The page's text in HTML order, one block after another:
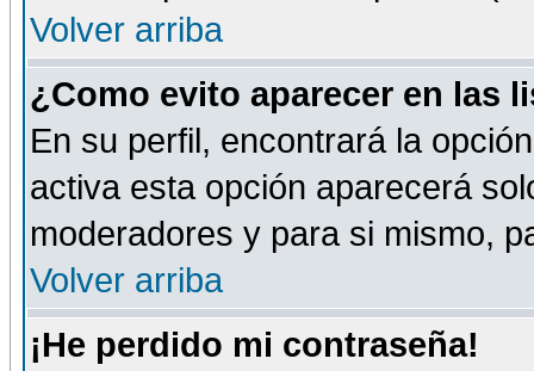
Volver arriba
¿Como evito aparecer en las
En su perfil, encontrará la
activa esta opción aparecerá
moderadores y para si mismo,
Volver arriba
¡He perdido mi contraseña!